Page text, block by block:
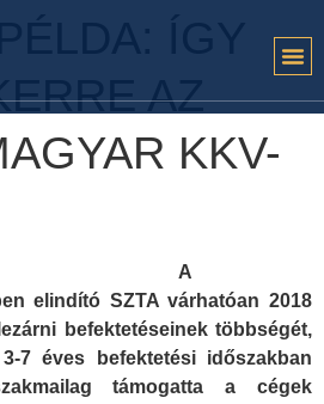
ÍGY
AZ
KKV-
A
elindító SZTA várhatóan 2018
befektetéseinek többségét,
7 éves befektetési időszakban
támogatta a cégek